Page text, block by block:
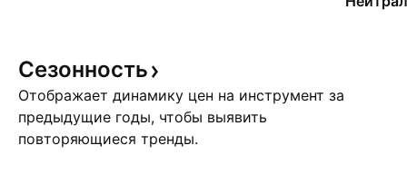
Сезонность
Отображает динамику цен на инструмент за
предыдущие годы, чтобы выявить
повторяющиеся тренды.